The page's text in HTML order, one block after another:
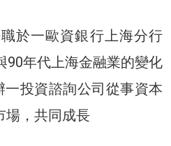
職於一歐資銀行上海分行
90年代上海金融業的變化
一投資諮詢公司從事資本
場，共同成長